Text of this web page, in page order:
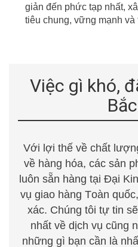
giản đến phức tạp nhất,
tiêu chung, vững mạnh
Việc gì khó,
Với lợi thế về chất
về hàng hóa, các sản
luôn sẵn hàng tại Đại
vụ giao hàngToàn
xác. Chúngtôi tự tin
nhất về dịch vụ cũng
những gì bạn cần là